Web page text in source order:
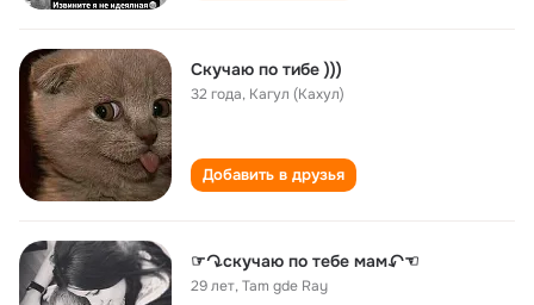
Скучаю по тибе )))
32 года, Кагул (Кахул)
Добавить в друзья
☞↷скучаю по тебе мам↶☜
29 лет,Tam gde Ray